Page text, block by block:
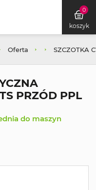
0
koszyk
Oferta SZCZOTKA
PRZÓD PPL
do maszyn